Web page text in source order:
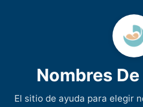
Nombres
El sitio de ayuda para elegir